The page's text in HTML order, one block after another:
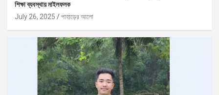
শিক্ষা ব্যবস্থায় মাইলফলক
July 26, 2025
পাহাড়ের আলো